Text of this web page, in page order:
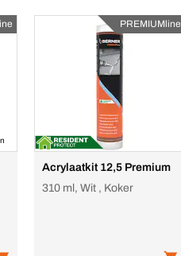
PREMIUMline
Acrylaatkit 12,5 Premium
310 ml, Wit , Koker